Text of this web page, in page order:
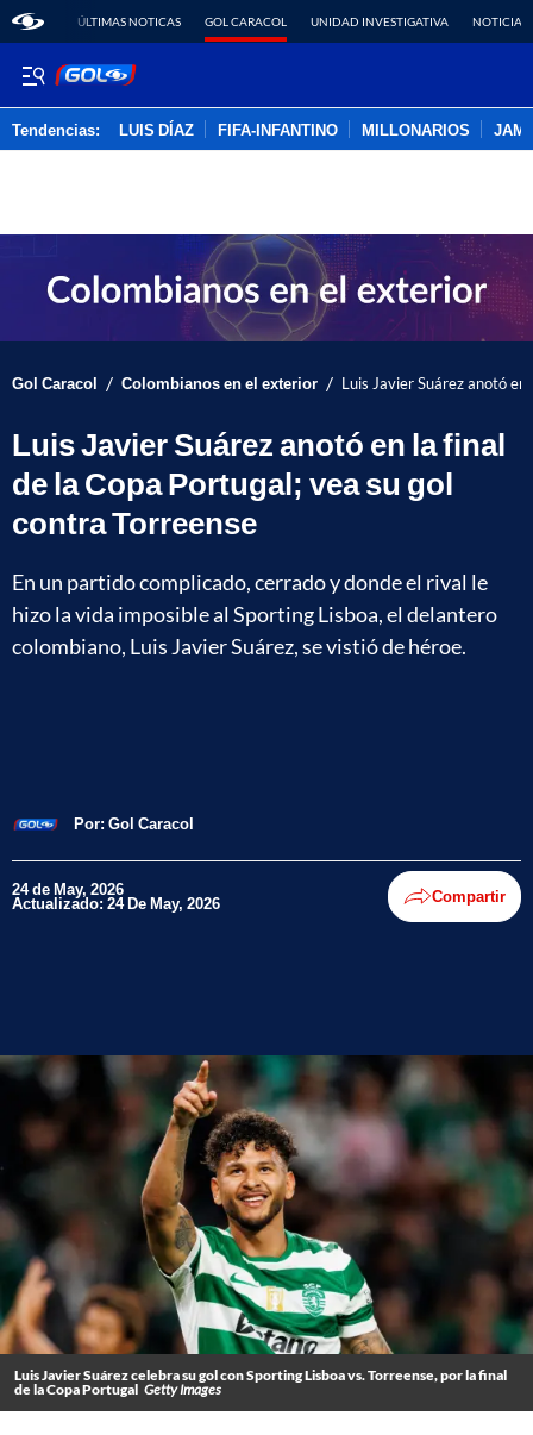
ÚLTIMAS NOTICAS GOL CARACOL UNIDAD INVESTIGATIVA NOTICIAS
Tendencias: LUIS DÍAZ FIFA-INFANTINO MILLONARIOS
Gol Caracol / Colombianos en el exterior / Luis Javier Suárez anotó
Luis Javier Suárez anotó en la final
de la Copa Portugal; vea su gol
contra Torreense
En un partido complicado, cerrado y donde el rival le
hizo la vida imposible al Sporting Lisboa, el delantero
colombiano, Luis Javier Suárez, se vistió de héroe.
Por: Gol Caracol
24 de May, 2026
Actualizado: 24 De May, 2026 Compartir
Luis Javier Suárez celebra su gol con Sporting Lisboa vs. Torreense, por la final
de la Copa Portugal Getty Images